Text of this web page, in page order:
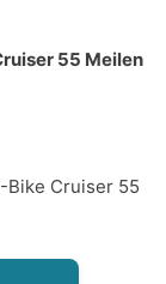
55 Meilen
Bike Cruiser 55